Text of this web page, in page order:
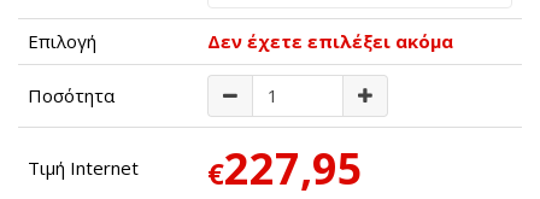
Επιλογή Δεν έχετε επιλέξει ακόμα
Ποσότητα
Τιμή Internet €227,95